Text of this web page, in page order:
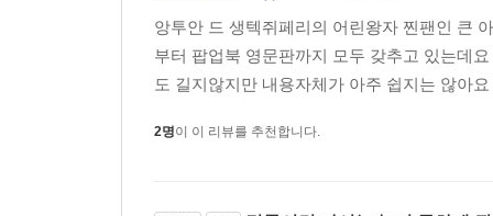
앙투안 드 생텍쥐페리의 어린왕자 찐팬인 큰
부터 팝업북 영문판까지 모두 갖추고 있는데
도 길지않지만 내용자체가 아주 쉽지는 않아
2명이 이 리뷰를 추천합니다.